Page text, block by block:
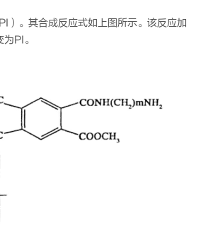
。其合成反应式如上图所示。该反应加
PI。